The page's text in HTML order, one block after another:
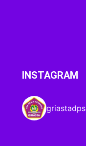
INSTAGRAM
griastadps